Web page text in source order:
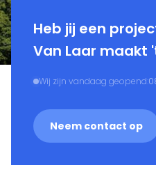
Heb jij een
Van Laar maakt
Wij zijn vandaag geopend:
Neem contact op